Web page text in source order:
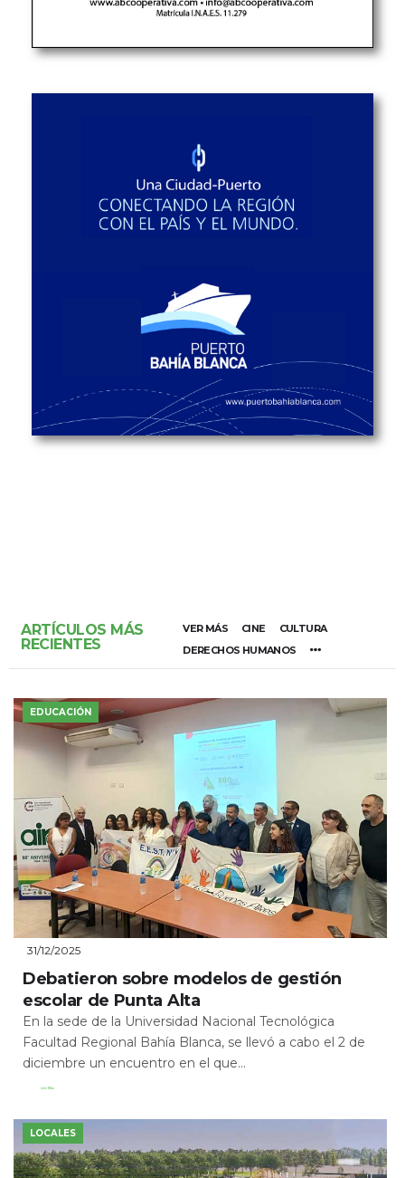
ARTÍCULOS MÁS
RECIENTES
VER MÁS CINE
CULTURA
DERECHOS HUMANOS
EDUCACIÓN
31/12/2025
Debatieron sobre modelos de gestión
escolar de Punta Alta
En la sede de la Universidad Nacional Tecnológica
Facultad Regional Bahía Blanca, se llevó a cabo el 2 de
diciembre un encuentro en el que...
Leer Más
LOCALES